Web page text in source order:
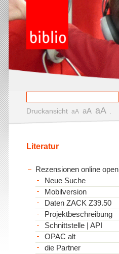
Druckansicht aA aA aA
Literatur
Rezensionen online open
Neue Suche
Mobilversion
Daten ZACK Z39.50
Projektbeschreibung
Schnittstelle | API
OPAC alt
die Partner